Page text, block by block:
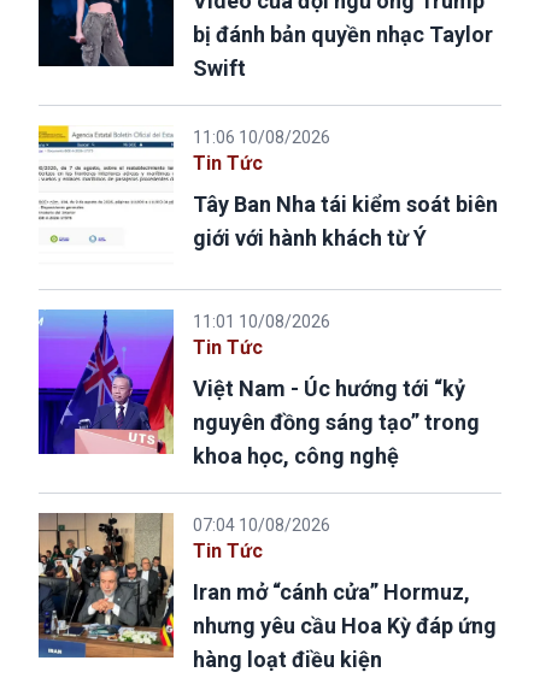
bị đánh bản quyền nhạc Taylor
Swift
11:06 10/08/2026
Tin Tức
Tây Ban Nha tái kiểm soát biên
giới với hành khách từ Ý
11:01 10/08/2026
Tin Tức
Việt Nam - Úc hướng tới “kỷ
nguyên đồng sáng tạo” trong
khoa học, công nghệ
07:04 10/08/2026
Tin Tức
Iran mở “cánh cửa” Hormuz,
nhưng yêu cầu Hoa Kỳ đáp ứng
hàng loạt điều kiện